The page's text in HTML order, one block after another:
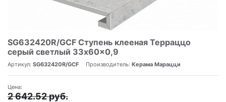
SG632420R/GCF Ступень клееная Терраццо
серый светлый 33x60x0,9
Артикул: SG632420R/GCF Производитель: Керама Марацци
Цена:
2 642.52 руб.